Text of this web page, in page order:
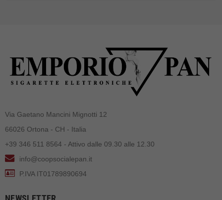
Via Gaetano Mancini Mignotti 12
66026 Ortona - CH - Italia
+39 346 511 8564 - Attivo dalle 09.30 alle 12.30
info@coopsocialepan.it
P.IVA IT01789890694